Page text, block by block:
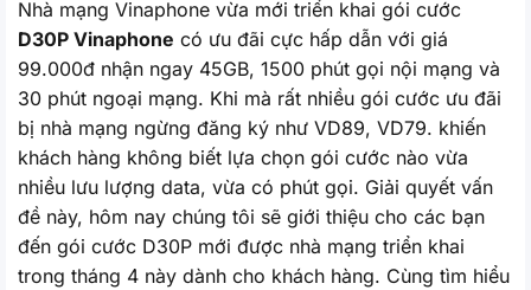
Nhà mạng Vinaphone vừa mới triển khai gói cước
D30P Vinaphone có ưu đãi cực hấp dẫn với giá
99.000đ nhận ngay 45GB, 1500 phút gọi nội mạng và
30 phút ngoại mạng. Khi mà rất nhiều gói cước ưu đãi
bị nhà mạng ngừng đăng ký như VD89, VD79. khiến
khách hàng không biết lựa chọn gói cước nào vừa
nhiều lưu lượng data, vừa có phút gọi. Giải quyết vấn
đề này, hôm nay chúng tôi sẽ giới thiệu cho các bạn
đến gói cước D30P mới được nhà mạng triển khai
trong tháng 4 này dành cho khách hàng. Cùng tìm hiểu